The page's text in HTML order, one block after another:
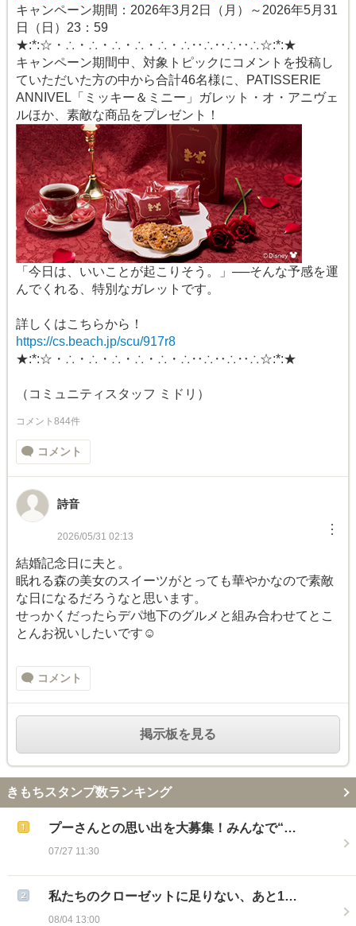
キャンペーン期間：2026年3月2日（月）～2026年5月31
日（日）23：59
★:*:☆・∴・∴・∴・∴・∴・∴‥∴‥∴‥∴☆:*:★
キャンペーン期間中、対象トピックにコメントを投稿し
ていただいた方の中から合計46名様に、PATISSERIE
ANNIVEL「ミッキー＆ミニー」ガレット・オ・アニヴェ
ルほか、素敵な商品をプレゼント！
「今日は、いいことが起こりそう。」──そんな予感を運
んでくれる、特別なガレットです。
詳しくはこちらから！
https://cs.beach.jp/scu/917r8
★:*:☆・∴・∴・∴・∴・∴・∴‥∴‥∴‥∴☆:*:★
（コミュニティスタッフ ミドリ）
コメント844件
コメント
詩音
2026/05/31 02:13 ︙
結婚記念日に夫と。
眠れる森の美女のスイーツがとっても華やかなので素敵
な日になるだろうなと思います。
せっかくだったらデパ地下のグルメと組み合わせてとこ
とんお祝いしたいです☺️
コメント
掲示板を見る
きもちスタンプ数ランキング
プーさんとの思い出を大募集！みんなで“…
07/27 11:30
私たちのクローゼットに足りない、あと1…
08/04 13:00